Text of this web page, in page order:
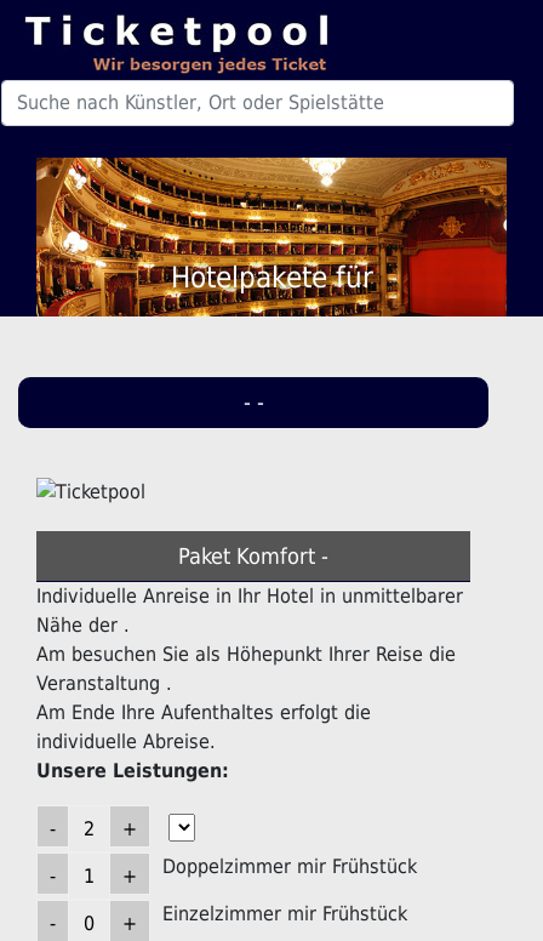
Hotelpakete für
- -
Paket Komfort -
Individuelle Anreise in Ihr Hotel in unmittelbarer
Nähe der .
Am besuchen Sie als Höhepunkt Ihrer Reise die
Veranstaltung .
Am Ende Ihre Aufenthaltes erfolgt die
individuelle Abreise.
Unsere Leistungen:
Doppelzimmer mir Frühstück
Einzelzimmer mir Frühstück